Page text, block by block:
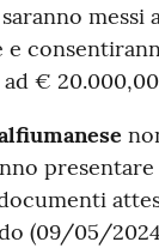
€
(09/05/